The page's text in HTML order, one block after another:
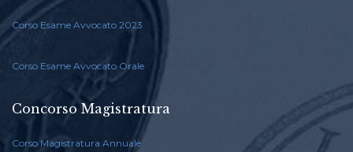
Corso Esame Avvocato 2023
Corso Esame Avvocato Orale
Concorso Magistratura
Corso Magistratura Annuale